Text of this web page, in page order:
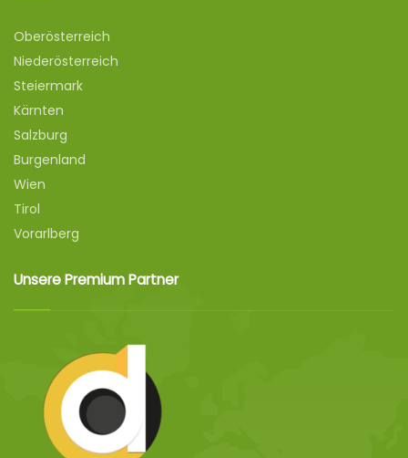
Oberösterreich
Niederösterreich
Steiermark
Kärnten
Salzburg
Burgenland
Wien
Tirol
Vorarlberg
Unsere Premium Partner